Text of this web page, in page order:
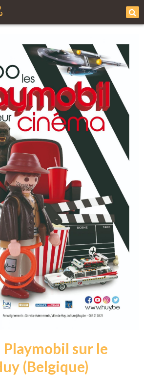
sur le
(Belgique)